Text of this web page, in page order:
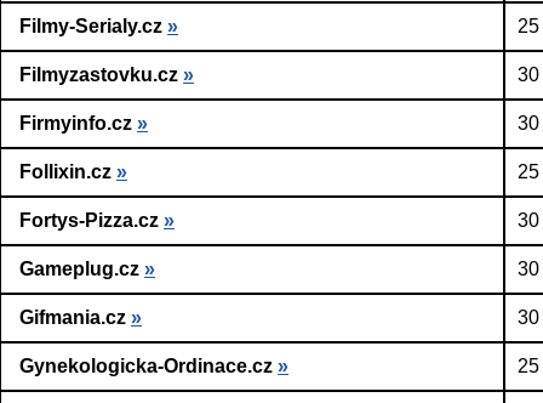
Filmy-Serialy.cz »
Filmyzastovku.cz » 30
Firmyinfo.cz » 30
Follixin.cz »
Fortys-Pizza.cz » 30
Gameplug.cz » 30
Gifmania.cz » 30
Gynekologicka-Ordinace.cz »